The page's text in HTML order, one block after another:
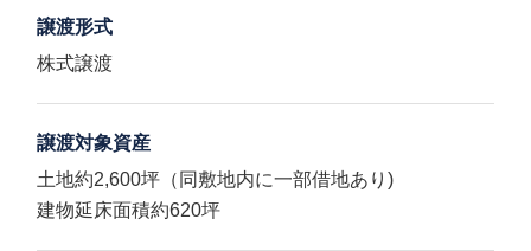
譲渡形式
株式譲渡
譲渡対象資産
土地約2,600坪（同敷地内に一部借地あり)
建物延床面積約620坪